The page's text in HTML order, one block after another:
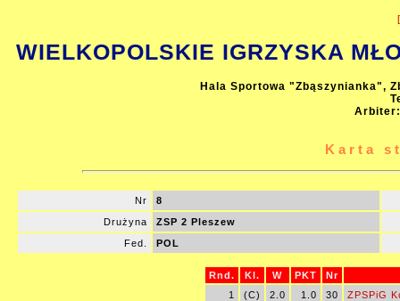
WIELKOPOLSKIE IGRZYSKA
Hala Sportowa "Zbąszynianka",
Karta
Nr
8
Drużyna
ZSP 2 Pleszew
Fed.
POL
Rnd. Kl. W PKT
Nr
1
(C) 2.0 1.0 30
ZPSPiG